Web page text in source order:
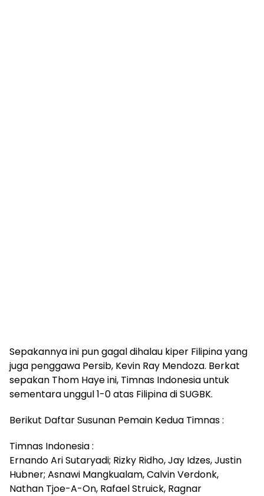
Sepakannya ini pun gagal dihalau kiper Filipina yang
juga penggawa Persib, Kevin Ray Mendoza. Berkat
sepakan Thom Haye ini, Timnas Indonesia untuk
sementara unggul 1-0 atas Filipina di SUGBK.
Berikut Daftar Susunan Pemain Kedua Timnas :
Timnas Indonesia :
Ernando Ari Sutaryadi; Rizky Ridho, Jay Idzes, Justin
Hubner; Asnawi Mangkualam, Calvin Verdonk,
Nathan Tjoe-A-On, Rafael Struick, Ragnar